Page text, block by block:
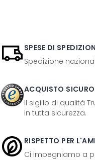
SPESE DI
Spedizione
ACQUISTO SICURO
Il sigillo di qualità
in tutta sicurezza.
RISPETTO PER
Ci impegniamo a